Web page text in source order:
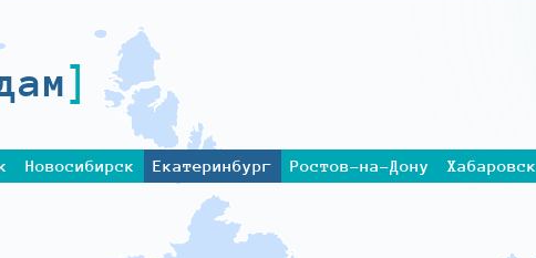
Новосибирск Екатеринбург Ростов-на-Дону Хабаровск